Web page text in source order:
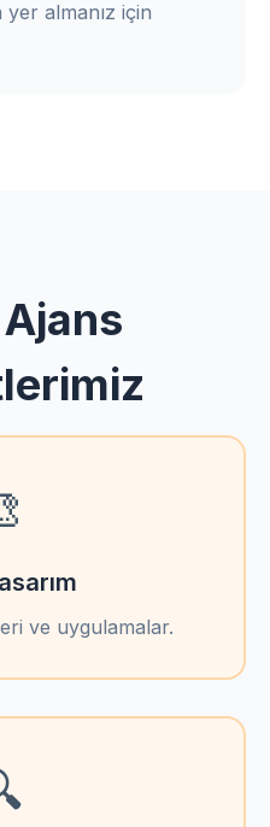
almanız için
ve uygulamalar.